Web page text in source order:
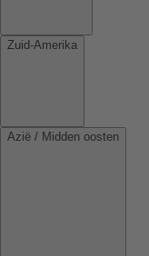
Zuid-Amerika
Azië / Midden oosten